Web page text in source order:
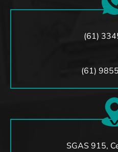
(61)
(61)
SGAS 915,